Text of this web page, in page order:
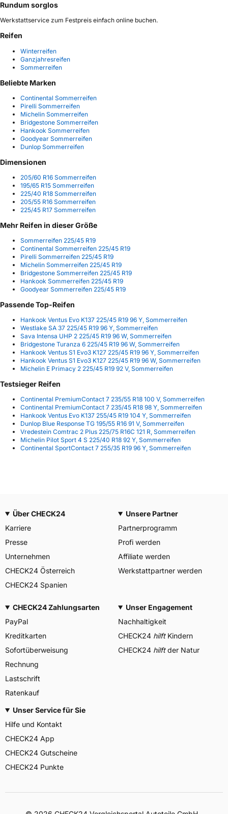
Rundum sorglos
Werkstattservice zum Festpreis einfach online buchen.
Reifen
Winterreifen
Ganzjahresreifen
Sommerreifen
Beliebte Marken
Continental Sommerreifen
Pirelli Sommerreifen
Michelin Sommerreifen
Bridgestone Sommerreifen
Hankook Sommerreifen
Goodyear Sommerreifen
Dunlop Sommerreifen
Dimensionen
205/60 R16 Sommerreifen
195/65 R15 Sommerreifen
225/40 R18 Sommerreifen
205/55 R16 Sommerreifen
225/45 R17 Sommerreifen
Mehr Reifen in dieser Größe
Sommerreifen 225/45 R19
Continental Sommerreifen 225/45 R19
Pirelli Sommerreifen 225/45 R19
Michelin Sommerreifen 225/45 R19
Bridgestone Sommerreifen 225/45 R19
Hankook Sommerreifen 225/45 R19
Goodyear Sommerreifen 225/45 R19
Passende Top-Reifen
Hankook Ventus Evo K137 225/45 R19 96 Y, Sommerreifen
Westlake SA 37 225/45 R19 96 Y, Sommerreifen
Sava Intensa UHP 2 225/45 R19 96 W, Sommerreifen
Bridgestone Turanza 6 225/45 R19 96 W, Sommerreifen
Hankook Ventus S1 Evo3 K127 225/45 R19 96 Y, Sommerreifen
Hankook Ventus S1 Evo3 K127 225/45 R19 96 W, Sommerreifen
Michelin E Primacy 2 225/45 R19 92 V, Sommerreifen
Testsieger Reifen
Continental PremiumContact 7 235/55 R18 100 V, Sommerreifen
Continental PremiumContact 7 235/45 R18 98 Y, Sommerreifen
Hankook Ventus Evo K137 255/45 R19 104 Y, Sommerreifen
Dunlop Blue Response TG 195/55 R16 91 V, Sommerreifen
Vredestein Comtrac 2 Plus 225/75 R16C 121 R, Sommerreifen
Michelin Pilot Sport 4 S 225/40 R18 92 Y, Sommerreifen
Continental SportContact 7 255/35 R19 96 Y, Sommerreifen
Über CHECK24
Karriere
Presse
Unternehmen
CHECK24 Österreich
CHECK24 Spanien
Unsere Partner
Partnerprogramm
Profi werden
Affiliate werden
Werkstattpartner werden
CHECK24 Zahlungsarten
PayPal
Kreditkarten
Sofortüberweisung
Rechnung
Lastschrift
Ratenkauf
Unser Engagement
Nachhaltigkeit
CHECK24 hilftKindern
CHECK24 hilftder Natur
Unser Service für Sie
Hilfe und Kontakt
CHECK24 App
CHECK24 Gutscheine
CHECK24 Punkte